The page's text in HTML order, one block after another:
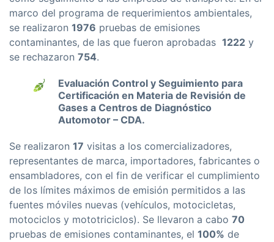
marco del programa de requerimientos ambientales,
se realizaron 1976 pruebas de emisiones
contaminantes, de las que fueron aprobadas 1222 y
se rechazaron 754.
Evaluación Control y Seguimiento para
Certificación en Materia de Revisión de
Gases a Centros de Diagnóstico
Automotor – CDA.
Se realizaron 17 visitas a los comercializadores,
representantes de marca, importadores, fabricantes o
ensambladores, con el fin de verificar el cumplimiento
de los límites máximos de emisión permitidos a las
fuentes móviles nuevas (vehículos, motocicletas,
motociclos y mototriciclos). Se llevaron a cabo 70
pruebas de emisiones contaminantes, el 100% de